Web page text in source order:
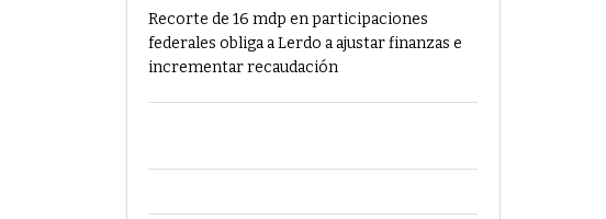
Recorte de 16 mdp en participaciones
federales obliga a Lerdo a ajustar finanzas e
incrementar recaudación